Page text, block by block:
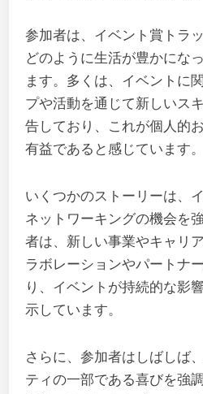
参加者は、イベント賞トラ
どのように生活が豊かにな
ます。多くは、イベントに
プや活動を通じて新しいス
告しており、これが個人的
有益であると感じています。
いくつかのストーリーは、
ネットワーキングの機会を
者は、新しい事業やキャリ
ラボレーションやパートナ
り、イベントが持続的な影
示しています。
さらに、参加者はしばしば
ティの一部である喜びを強